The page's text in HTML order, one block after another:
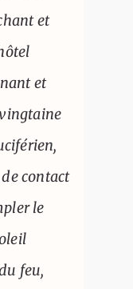
et
et
contact
le
feu,